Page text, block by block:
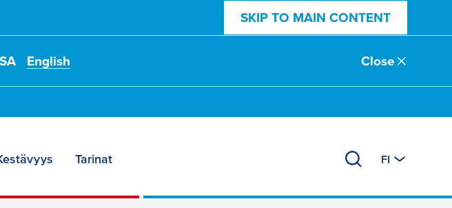
SKIP TO MAIN CONTENT
English Close
Tarinat FI